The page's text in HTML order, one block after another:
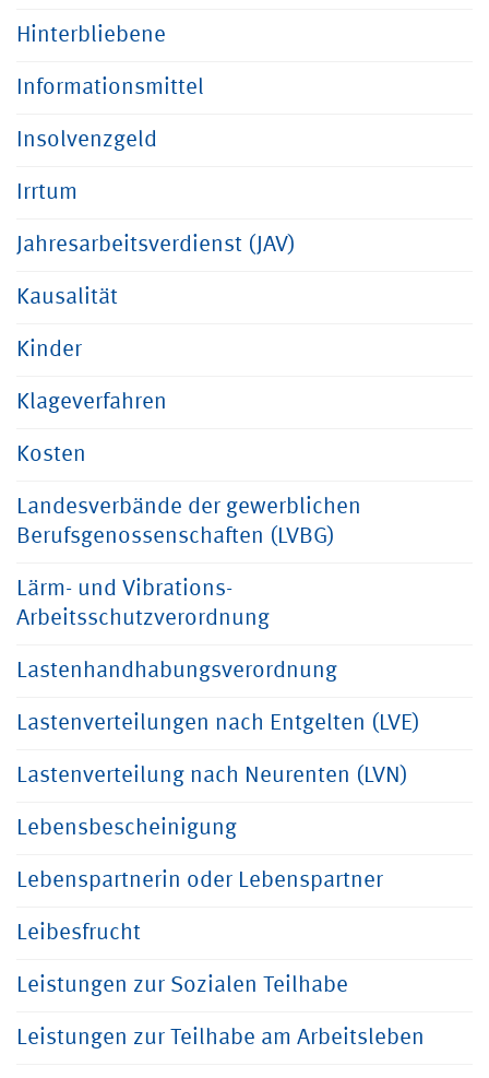
Hinterbliebene
Informationsmittel
Insolvenzgeld
Irrtum
Jahresarbeitsverdienst (JAV)
Kausalität
Kinder
Klageverfahren
Kosten
Landesverbände der gewerblichen
Berufsgenossenschaften (LVBG)
Lärm- und Vibrations-
Arbeitsschutzverordnung
Lastenhandhabungsverordnung
Lastenverteilungen nach Entgelten (LVE)
Lastenverteilung nach Neurenten (LVN)
Lebensbescheinigung
Lebenspartnerin oder Lebenspartner
Leibesfrucht
Leistungen zur Sozialen Teilhabe
Leistungen zur Teilhabe am Arbeitsleben